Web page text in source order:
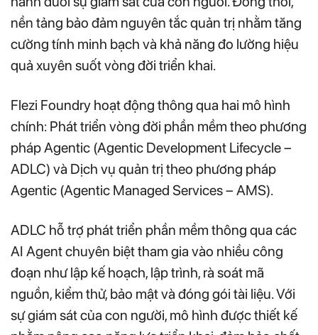
nền tảng bảo đảm nguyên tắc quản trị nhằm tăng
cường tính minh bạch và khả năng đo lường hiệu
quả xuyên suốt vòng đời triển khai.
Flezi Foundry hoạt động thông qua hai mô hình
chính: Phát triển vòng đời phần mềm theo phương
pháp Agentic (Agentic Development Lifecycle –
ADLC) và Dịch vụ quản trị theo phương pháp
Agentic (Agentic Managed Services – AMS).
ADLC hỗ trợ phát triển phần mềm thông qua các
AI Agent chuyên biệt tham gia vào nhiều công
đoạn như lập kế hoạch, lập trình, rà soát mã
nguồn, kiểm thử, bảo mật và đóng gói tài liệu. Với
sự giám sát của con người, mô hình được thiết kế